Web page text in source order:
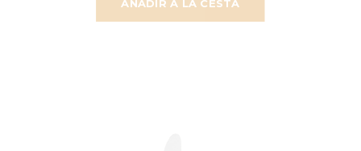
AÑADIR A LA CESTA